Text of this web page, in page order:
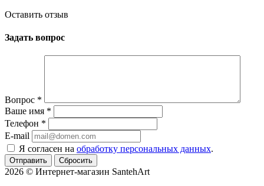
Оставить отзыв
Задать вопрос
Вопрос *
Ваше имя *
Телефон *
E-mail
Я согласен на обработку персональных данных.
Сбросить
2026 © Интернет-магазин SantehArt